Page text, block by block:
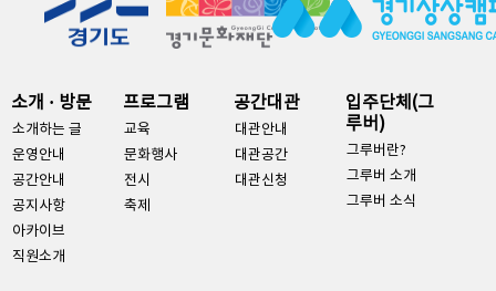
소개 · 방문
소개하는 글
운영안내
공간안내
공지사항
아카이브
직원소개
프로그램
교육
문화행사
전시
축제
공간대관
대관안내
대관공간
대관신청
입주단체(그
루버)
그루버란?
그루버 소개
그루버 소식